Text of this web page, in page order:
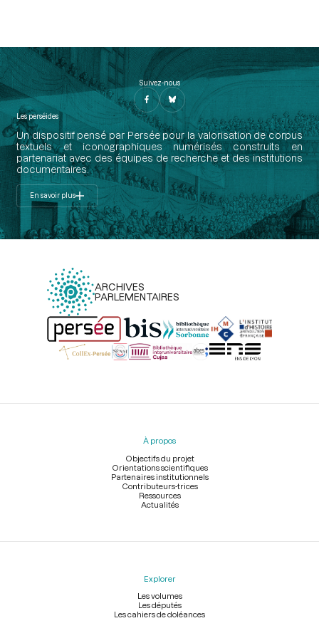
Suivez-nous
Les perséides
Un dispositif pensé par Persée pour la valorisation de corpus
textuels et iconographiques numérisés construits en
partenariat avec des équipes de recherche et des institutions
documentaires.
En savoir plus
ARCHIVES
PARLEMENTAIRES
Menu
À propos
Objectifs du projet
Orientations scientifiques
Partenaires institutionnels
Contributeurs-trices
Ressources
Actualités
Explorer
Les volumes
Les députés
Les cahiers de doléances